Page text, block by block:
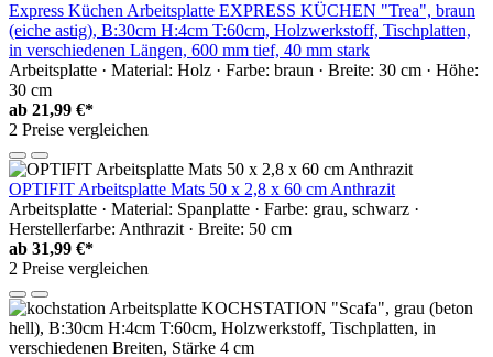
Express Küchen Arbeitsplatte EXPRESS KÜCHEN "Trea", braun
(eiche astig), B:30cm H:4cm T:60cm, Holzwerkstoff, Tischplatten,
in verschiedenen Längen, 600 mm tief, 40 mm stark
Arbeitsplatte · Material: Holz · Farbe: braun · Breite: 30 cm · Höhe:
30 cm
ab 21,99 €*
2 Preise vergleichen
OPTIFIT Arbeitsplatte Mats 50 x 2,8 x 60 cm Anthrazit
Arbeitsplatte · Material: Spanplatte · Farbe: grau, schwarz ·
Herstellerfarbe: Anthrazit · Breite: 50 cm
ab 31,99 €*
2 Preise vergleichen